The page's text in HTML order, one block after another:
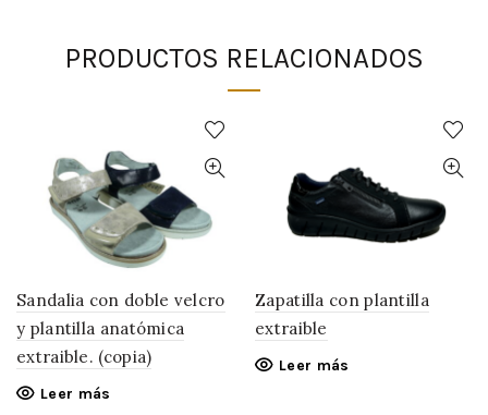
PRODUCTOS RELACIONADOS
Sandalia con doble velcro
y plantilla anatómica
extraible. (copia)
Leer más
Zapatilla con plantilla
extraible
Leer más